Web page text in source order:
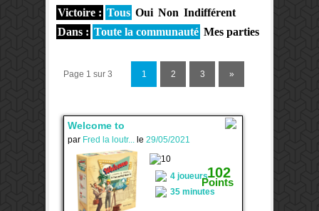
Victoire : Tous Oui Non Indifférent
Dans : Toute la communauté Mes parties
Page 1 sur 3 1 2 3 »
Welcome to
par Fred la loutr... le 29/05/2021
102
Points
4 joueurs
35 minutes